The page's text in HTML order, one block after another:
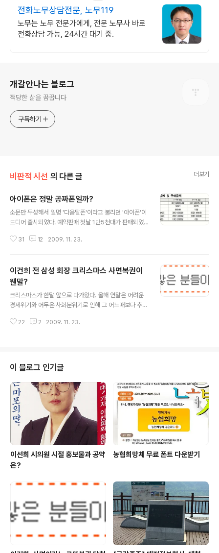
전화노무상담전문, 노무119
노무는 노무 전문가에게, 전문 노무사 바로
전화상담 가능, 24시간 대기 중.
개갈안나는 블로그
적당한 삶을 꿈꿉니다
구독하기
비판적 시선 의 다른 글 더보기
아이폰은 정말 공짜폰일까?
소문만 무성해서 일명 '다음달폰'이라고 불리던 '아이폰'이
드디어 출시되었다. 예약판매 첫날 1만5천대가 판매되었
도하고 있다. 아이폰이 대박이 될지 중박이 될지 아니면 찻
지는 않다. 아이폰을 사더라도 기다려보고 사라고 하는 이
유는 성능이나 A/S에 대한 검증이 이루어지지 않았기 때문
이다. 아이폰이 세계적 히트상품임은 누구나 아는 사실이
지만 한국 사용자를 만족시킬만큼 성능이 좋은지는 두고봐
야 할 것 같다. 더군다나 애플의 악명 높은 A/S는 한국에서
아이폰이 성공하지 못할거라고 주장하는 사람들의 핵심이
31 12 2009. 11. 23.
이건희 전 삼성 회장 크리스마스 사면복권이
웬말?
크리스마스가 한달 앞으로 다가왔다. 올해 연말은 어려운
경제위기와 어두운 사회분위기로 인해 그 어느때보다 추울
바로 특사이다. 빈번한 특사로 인해 사면이라는 본연의 의
회장을 사면복권시켜야 할까? 먼저 이건희 전 회장에 대해
사면복권을 주장한 사람은 재계가 아니라 체육계와 강원도
지사이다. 평창 동계올림픽을 유치하는데 있어 지원해줄 I
OC위원이 없기 때문이다. 유일한 IOC위원인 이건희 전
회장마저 활동을 중지한 상태라 복권해야 한다는 주장이
다. 체육계가 앞장서자 이젠 재계에서도 슬슬 사..
22 2 2009. 11. 23.
이 블로그 인기글
이선희 시의원 시절 홍보물과 공약
은?
농협희망체 무료 폰트 다운받기